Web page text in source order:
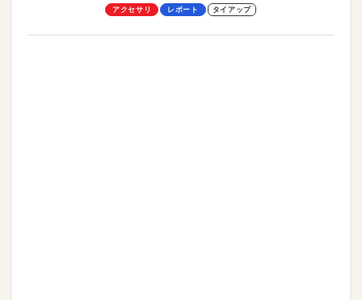
却プレート、シンプルな操作性がグッド！
アクセサリ レポート タイアップ